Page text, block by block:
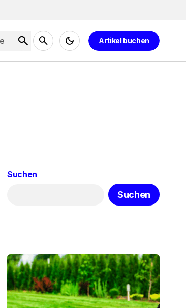
Artikel buchen
Suchen
Suchen